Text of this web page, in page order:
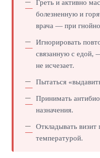
Греть и активно
болезненную и
врача — при
Игнорировать
связанную с едой,
не исчезает.
Пытаться
Принимать
назначения.
Откладывать
температурой.